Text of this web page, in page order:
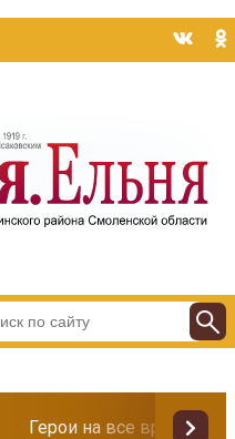
Герои на все времена